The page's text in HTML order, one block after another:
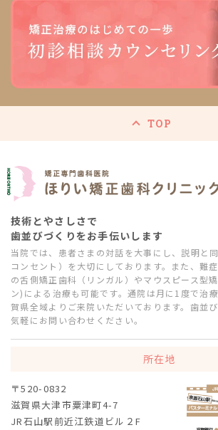
TOP
技術とやさしさで
歯並びづくりをお手伝いします
当院では、患者さまの対話を大事にし、説明と
コンセント）を大切にしております。また、難
の舌側矯正歯科（リンガル）やマウスピース型
ン)による治療も可能です。通院は月に1度で治
賀県全域よりご来院いただいております。歯並
気軽にお問い合わせください。
所在地
〒520-0832
滋賀県大津市粟津町4-7
JR石山駅前近江鉄道ビル２F